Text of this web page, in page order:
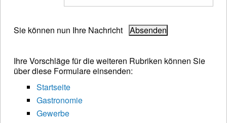
Sie können nun Ihre Nachricht
Ihre Vorschläge für die weiteren Rubriken können Sie
über diese Formulare einsenden:
Startseite
Gastronomie
Gewerbe